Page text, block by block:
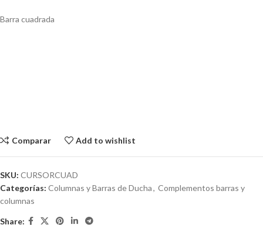
Barra cuadrada
Comparar Add to wishlist
SKU: CURSORCUAD
Categorías: Columnas y Barras de Ducha, Complementos barras y
columnas
Share: